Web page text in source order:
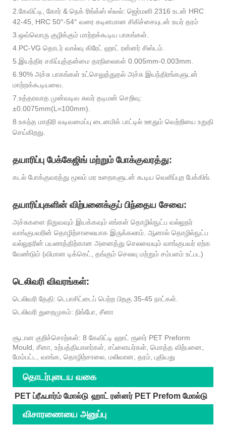
2.கேவிட்டி, கோர் & நெக் ரிங்க்ஸ் ஸ்டீல்: ஜெர்மனி 2316 உடன் HRC
42-45, HRC 50°-54° வரை கடினமான சிகிச்சையுடன் உயர் தரம்
3.ஒவ்வொரு குழிக்கும் மாற்றக்கூடிய பாகங்கள்.
4.PC-VG தொடர் வால்வு கிரேட் ஹாட் ரன்னர் சிஸ்டம்.
5.இயந்திர சகிப்புத்தன்மை தரநிலைகள் 0.005mm-0.003mm.
6.90% அச்சு பாகங்கள் உட்செலுத்துதல் அச்சு இயந்திரங்களுடன்
மாற்றக்கூடியவை.
7.உத்தரவாத முன்வடிவ சுவர் தடிமன் செறிவு:
±0.0075mm(L=100mm).
8.உகந்த மாதிரி வடிவமைப்பு டைனமிக் பாட்டில் ஊதும் வெற்றியை உறுதி
செய்கிறது.
தயாரிப்பு பேக்கேஜிங் மற்றும் போக்குவரத்து:
கடல் போக்குவரத்து மூலம் மர உறைகளுடன் கூடிய வெளிப்புற பேக்கிங்.
தயாரிப்புகளின் விற்பனைக்குப் பிந்தைய சேவை:
அச்சுகளை நிறுவவும் இயக்கவும் எங்கள் தொழில்நுட்ப வல்லுநர்
வாங்குபவரின் தொழிற்சாலையாக இருக்கலாம். ஆனால் தொழில்நுட்ப
வல்லுநரின் பயணத்திற்கான அனைத்து செலவையும் வாங்குபவர் ஏற்க
வேண்டும் (விமான டிக்கெட், தங்கும் செலவு மற்றும் சம்பளம் உட்பட)
டெலிவரி விவரங்கள்:
டெலிவரி தேதி: டெபாசிட்டைப் பெற்ற பிறகு 35-45 நாட்கள்.
டெலிவரி துறைமுகம்: நிங்போ, சீனா
சூடான குறிச்சொற்கள்: 8 கேவிட்டி ஹாட் ரூனர் PET Preform
Mould, சீனா, உற்பத்தியாளர்கள், சப்ளையர்கள், மொத்த விற்பனை,
மேம்பட்ட, வாங்க, தொழிற்சாலை, மலிவான, தரம், புதியது
தொடர்புடைய வகை
PET ப்ரீஃபார்ம் மோல்டு ஹாட் ரன்னர் PET Prefom மோல்டு
விசாரணையை அனுப்பு